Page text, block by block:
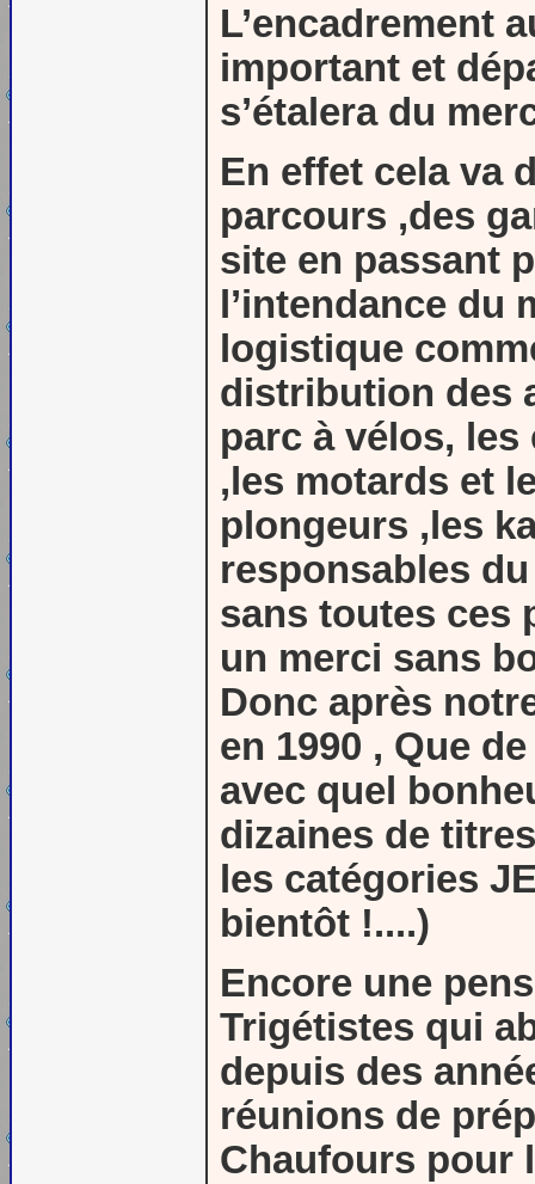
L’encadrement
important et
s’étalera du
En effet cela va
parcours ,des
site en passant
l’intendance
logistique
distribution des
parc à vélos,
,les motards et
plongeurs ,les
responsables
sans toutes ces
un merci sans
Donc après
en 1990 , Que
avec quel
dizaines de
les catégories
bientôt !....)
Encore une
Trigétistes qui
depuis des
réunions de
Chaufours pour